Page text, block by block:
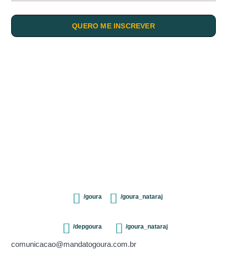
QUERO ME INSCREVER
/goura /goura_nataraj
/depgoura /goura_nataraj
comunicacao@mandatogoura.com.br